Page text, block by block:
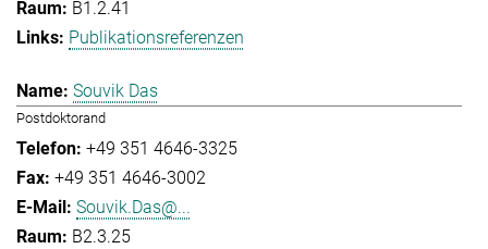
B1.2.41
Publikationsreferenzen
Souvik Das
Postdoktorand
+49 351 4646-3325
+49 351 4646-3002
Souvik.Das@...
B2.3.25